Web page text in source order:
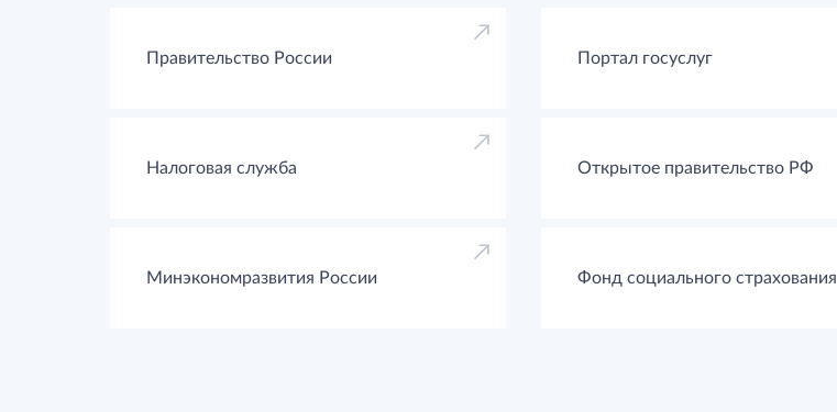
Правительство России Портал госуслуг
Налоговая служба Открытое правительство РФ
Минэкономразвития России Фонд социального страхования